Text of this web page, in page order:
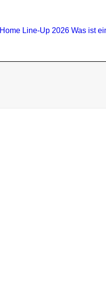
Home Line-Up 2026 Was ist